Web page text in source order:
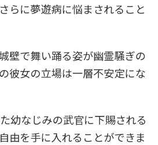
らに夢遊病に悩まされること
壁で舞い踊る姿が幽霊騒ぎの
彼女の立場は一層不安定にな
幼なじみの武官に下賜される
由を手に入れることができま